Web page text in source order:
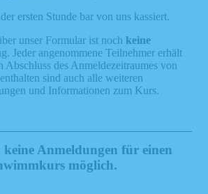
ersten Stunde bar von uns kassiert.
unser Formular ist noch keine
Jeder angenommene Teilnehmer erhält
Abschluss des Anmeldezeitraumes von
sind auch alle weiteren
und Informationen zum Kurs.
Anmeldungen für einen
möglich.